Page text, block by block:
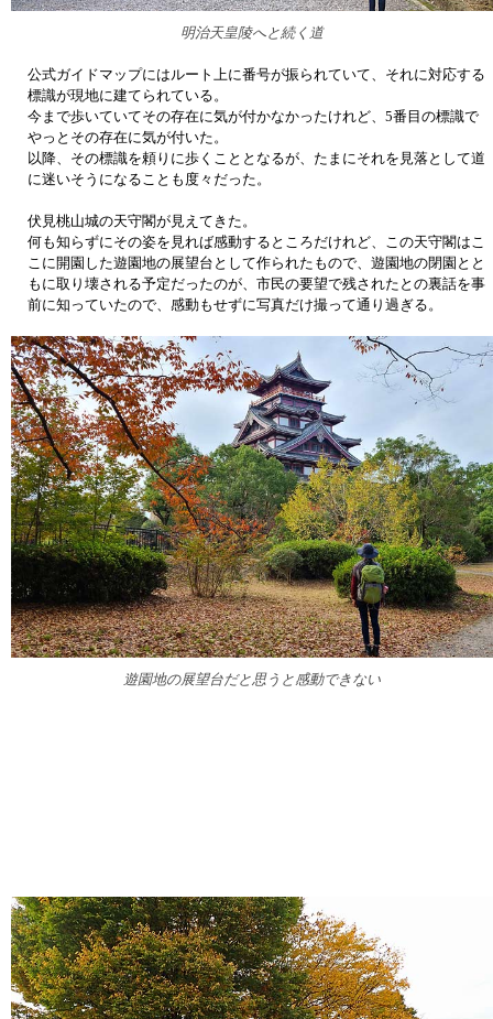
明治天皇陵へと続く道
公式ガイドマップにはルート上に番号が振られていて、それに対応する
標識が現地に建てられている。
今まで歩いていてその存在に気が付かなかったけれど、5番目の標識で
やっとその存在に気が付いた。
以降、その標識を頼りに歩くこととなるが、たまにそれを見落として道
に迷いそうになることも度々だった。
伏見桃山城の天守閣が見えてきた。
何も知らずにその姿を見れば感動するところだけれど、この天守閣はこ
こに開園した遊園地の展望台として作られたもので、遊園地の閉園とと
もに取り壊される予定だったのが、市民の要望で残されたとの裏話を事
前に知っていたので、感動もせずに写真だけ撮って通り過ぎる。
遊園地の展望台だと思うと感動できない